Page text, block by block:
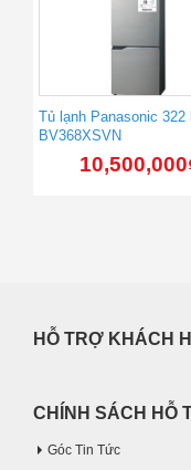
Tủ lạnh Panasonic 322
BV368XSVN
10,500,000
HỖ TRỢ KHÁCH
CHÍNH SÁCH HỖ
Góc Tin Tức